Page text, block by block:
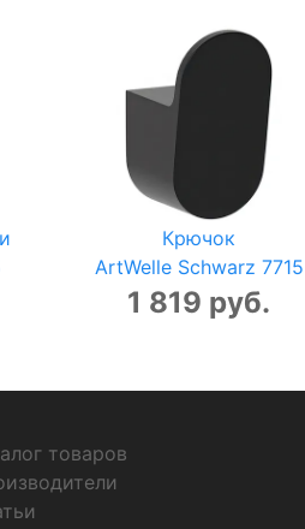
Крючок
ArtWelle Schwarz 7715
1 819 руб.
товаров